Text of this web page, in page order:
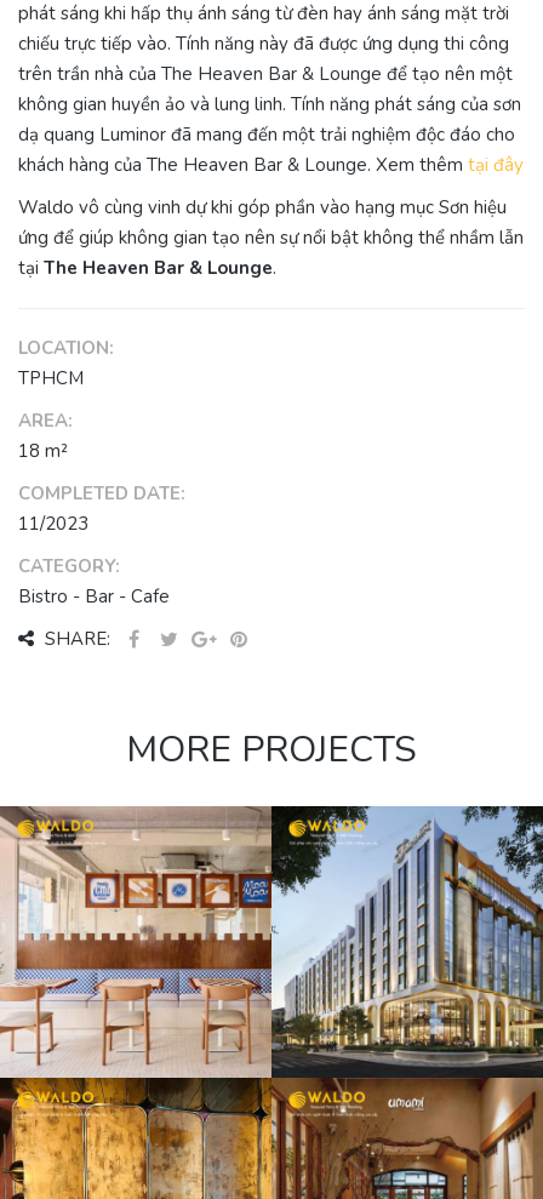
phát sáng khi hấp thụ ánh sáng từ đèn hay ánh sáng mặt trời
chiếu trực tiếp vào. Tính năng này đã được ứng dụng thi công
trên trần nhà của The Heaven Bar & Lounge để tạo nên một
không gian huyền ảo và lung linh. Tính năng phát sáng của sơn
dạ quang Luminor đã mang đến một trải nghiệm độc đáo cho
khách hàng của The Heaven Bar & Lounge. Xem thêm tại đây
Waldo vô cùng vinh dự khi góp phần vào hạng mục Sơn hiệu
ứng để giúp không gian tạo nên sự nổi bật không thể nhầm lẫn
tại The Heaven Bar & Lounge.
LOCATION:
TPHCM
AREA:
18 m²
COMPLETED DATE:
11/2023
CATEGORY:
Bistro - Bar - Cafe
SHARE:
MORE PROJECTS
FAIRMONT
HOTEL GOLD
LOUNGE TẦNG
8
UMAMI
COFFEE &